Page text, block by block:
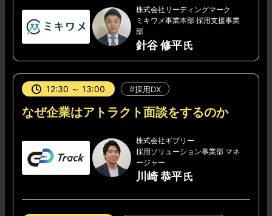
株式会社リーディングマーク
ミキワメ事業本部 採用支援事業
部
針谷 修平
12:30 ～ 13:00 採用DX
なぜ企業はアトラクト面談をするのか
株式会社ギブリー
採用ソリューション事業部 マネ
ージャー
川崎 恭平